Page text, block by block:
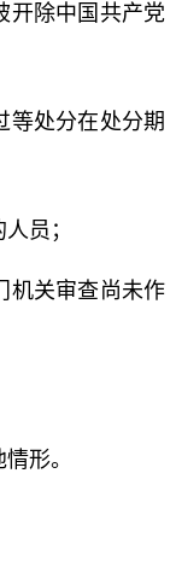
开除中国共产党
等处分在处分期
员；
机关审查尚未作
形。